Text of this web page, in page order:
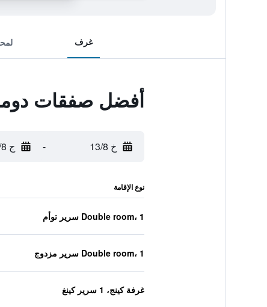
غرف
أفضل صفقات
خ 13/8 - ج 14/8
نوع الإقامة
Double room، 1 سرير توأم
Double room، 1 سرير مزدوج
غرفة كينج، 1 سرير كينغ